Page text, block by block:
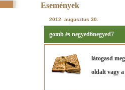
Események
2012. augusztus 30.
gomb és negyed6negyed7
látogasd
oldalt vagy